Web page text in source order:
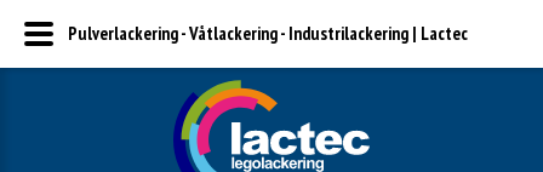
Pulverlackering - Våtlackering - Industrilackering | Lactec